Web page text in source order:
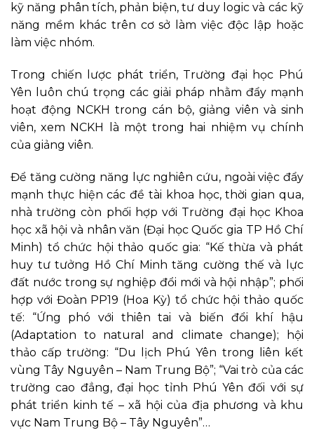
kỹ năng phân tích, phản biện, tư duy logic và các kỹ
năng mềm khác trên cơ sở làm việc độc lập hoặc
làm việc nhóm.
Trong chiến lược phát triển, Trường đại học Phú
Yên luôn chú trọng các giải pháp nhằm đẩy mạnh
hoạt động NCKH trong cán bộ, giảng viên và sinh
viên, xem NCKH là một trong hai nhiệm vụ chính
của giảng viên.
Để tăng cường năng lực nghiên cứu, ngoài việc đẩy
mạnh thực hiện các đề tài khoa học, thời gian qua,
nhà trường còn phối hợp với Trường đại học Khoa
học xã hội và nhân văn (Đại học Quốc gia TP Hồ Chí
Minh) tổ chức hội thảo quốc gia: “Kế thừa và phát
huy tư tưởng Hồ Chí Minh tăng cường thế và lực
đất nước trong sự nghiệp đổi mới và hội nhập”; phối
hợp với Đoàn PP19 (Hoa Kỳ) tổ chức hội thảo quốc
tế: “Ứng phó với thiên tai và biến đổi khí hậu
(Adaptation to natural and climate change); hội
thảo cấp trường: “Du lịch Phú Yên trong liên kết
vùng Tây Nguyên – Nam Trung Bộ”; “Vai trò của các
trường cao đẳng, đại học tỉnh Phú Yên đối với sự
phát triển kinh tế – xã hội của địa phương và khu
vực Nam Trung Bộ – Tây Nguyên”…